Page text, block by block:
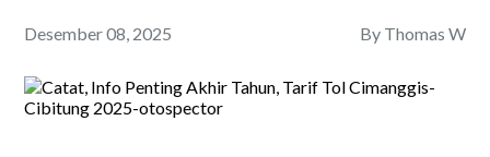
Desember 08, 2025 By Thomas W